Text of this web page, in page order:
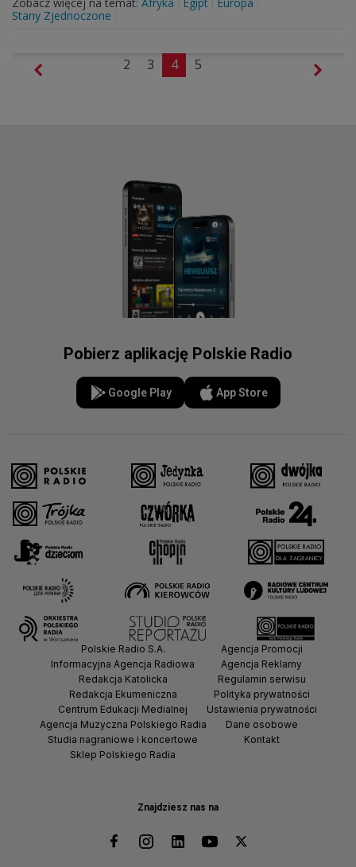
Stany Zjednoczone
2 3 4 5
Pobierz aplikację Polskie Radio
Google Play App Store
Znajdziesz nas na
Polskie Radio S.A.
Informacyjna Agencja Radiowa
Redakcja Katolicka
Redakcja Ekumeniczna
Centrum Edukacji Medialnej
Agencja Muzyczna Polskiego Radia
Studia nagraniowe i koncertowe
Sklep Polskiego Radia
Agencja Promocji
Agencja Reklamy
Regulamin serwisu
Polityka prywatności
Ustawienia prywatności
Dane osobowe
Kontakt